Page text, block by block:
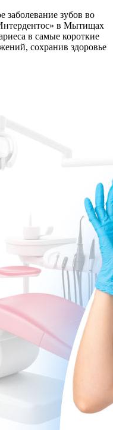
заболевание зубов во
в Мытищах
в самые короткие
сохранив здоровье